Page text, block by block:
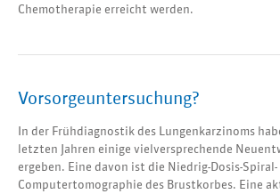
Chemotherapie erreicht werden.
Vorsorgeuntersuchung?
In der Frühdiagnostik des Lungenkarzinoms
letzten Jahren einige vielversprechende
ergeben. Eine davon ist die Niedrig-Dosis-Spiral-
Computertomographie des Brustkorbes. Eine